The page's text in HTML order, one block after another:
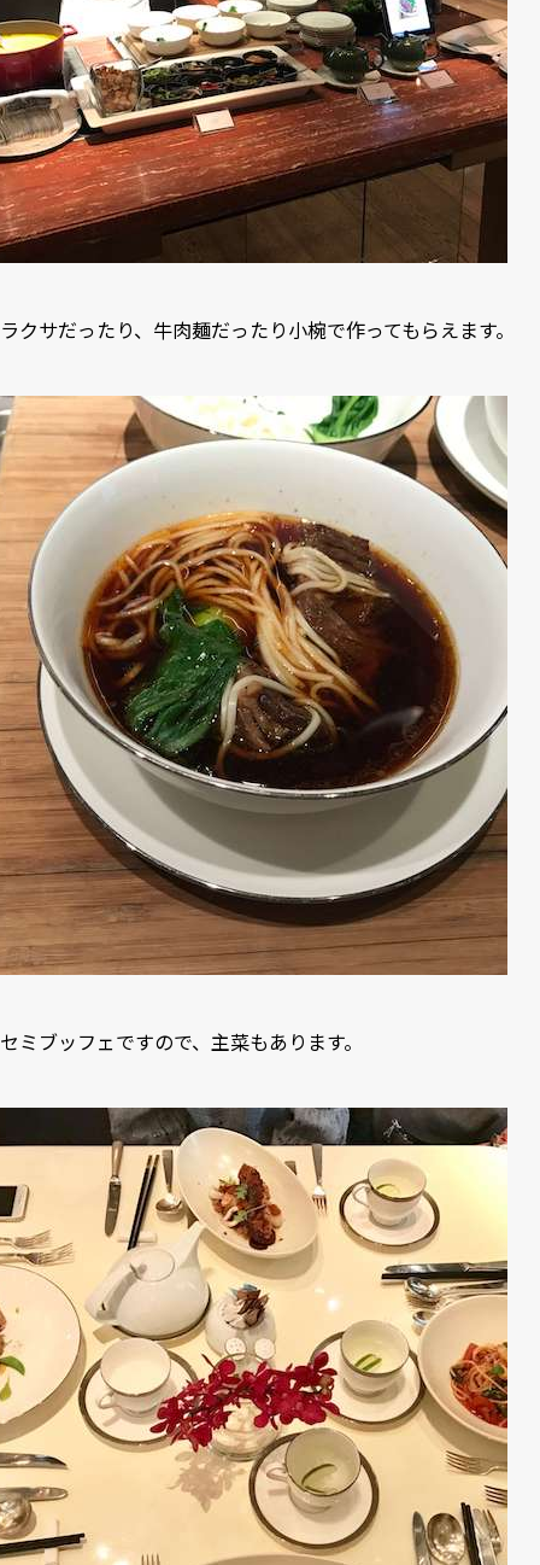
ラクサだったり、牛肉麺だったり小椀で作ってもらえます。
セミブッフェですので、主菜もあります。